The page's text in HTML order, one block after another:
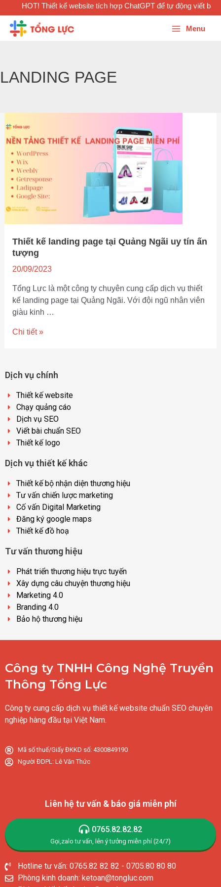
HOT! Thiết kế website tích hợp ChatGPT để tự động viết bài
Menu
LANDING PAGE
Thiết kế landing page tại Quảng Ngãi uy tín ấn
tượng
20/09/2023
Tổng Lực là một công ty chuyên cung cấp dịch vụ thiết
kế landing page tại Quảng Ngãi. Với đội ngũ nhân viên
giàu kinh …
Chi tiết »
Dịch vụ chính
Thiết kế website
Chạy quảng cáo
Dịch vụ SEO
Viết bài chuẩn SEO
Thiết kế logo
Dịch vụ thiết kế khác
Thiết kế bộ nhận diện thương hiệu
Tư vấn chiến lược marketing
Cố vấn Digital Marketing
Đăng ký google maps
Thiết kế đồ hoạ
Tư vấn thương hiệu
Phát triển thương hiệu trực tuyến
Xây dựng câu chuyện thương hiệu
Marketing 4.0
Branding 4.0
Bảo hộ thương hiệu
Công ty TNHH Công Nghệ Truyền
Thông Tổng Lực
Công ty cung cấp dịch vụ thiết kế website chuẩn SEO chuyên
nghiệp hàng đầu tại Việt Nam.
Mã số thuế/Giấy ĐKKD số: 4300849190
Người ĐDPL: Lê Văn Thức
Liên hệ tư vấn & báo giá miễn phí
0765.82.82.82
Gọi,zalo tư vấn, lên ý tưởng miễn phí (24/7)
Hotline tư vấn: 0765.82 82 82 - 0705.80 80 80
Phòng kinh doanh: ketoan@tongluc.com